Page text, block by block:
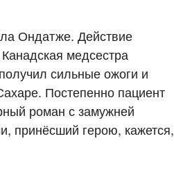
Ондатже. Действие
медсестра
сильные ожоги и
Постепенно пациент
роман с замужней
принёсший герою, кажется,